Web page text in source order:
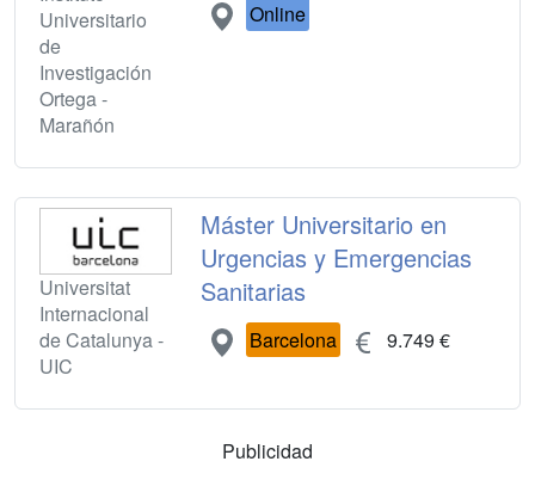
Universitario
de
Investigación
Ortega -
Marañón
Online
Universitat
Internacional
de Catalunya -
UIC
Máster Universitario en
Urgencias y Emergencias
Sanitarias
Barcelona 9.749 €
Publicidad